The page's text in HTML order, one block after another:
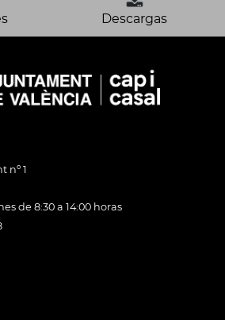
Descargas
nº 1
de 8:30 a 14:00 horas